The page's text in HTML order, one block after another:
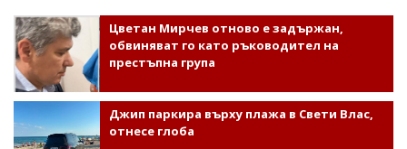
Цветан Мирчев отново е задържан,
обвиняват го като ръководител на
престъпна група
Джип паркира върху плажа в Свети Влас,
отнесе глоба